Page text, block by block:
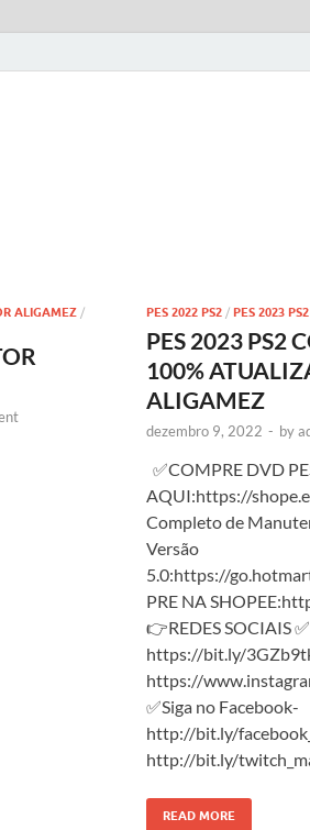
ALIGAMEZ / PES 2022 PS2 / PES 2023 PS2
PES 2023 PS2
100%
ALIGAMEZ
dezembro 9, 2022 - by
✅COMPRE DVD
AQUI:https://
Completo de
Versão
5.0:https://
PRE NA
👉REDES SOCIAIS
https://bit.ly/
https://
✅Siga no Facebook-
http://bit.ly/
http://bit.ly/
READ MORE